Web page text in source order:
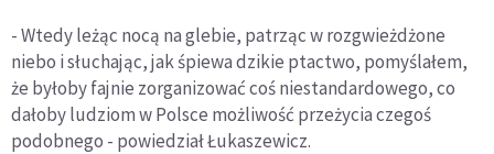
- Wtedy leżąc nocą na glebie, patrząc w rozgwieżdżone
niebo i słuchając, jak śpiewa dzikie ptactwo, pomyślałem,
że byłoby fajnie zorganizować coś niestandardowego, co
dałoby ludziom w Polsce możliwość przeżycia czegoś
podobnego - powiedział Łukaszewicz.